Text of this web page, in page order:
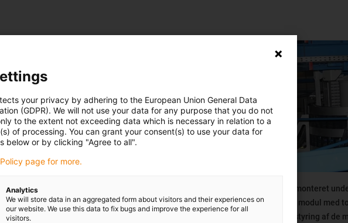
Et sporskifte fungerer som et stationselement. Mens
passagererne på den ene båd skifter, bliver den anden
båd til den egentlige rutsjebane.
Kompakt monteret
roterende modul med
pålidelig styring af de
your privacy by adhering to the European Union General Data
(GDPR). We will not use your data for any purpose that you do not
to the extent not exceeding data which is necessary in relation to a
of processing. You can grant your consent(s) to use your data for
below or by clicking "Agree to all".
page for more.
Analytics
We will store data in an aggregated form about visitors and their experiences on
our website. We use this data to fix bugs and improve the experience for all
visitors.